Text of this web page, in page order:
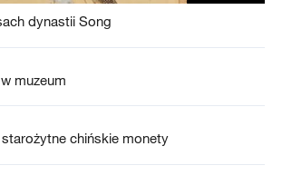
dynastii Song
muzeum
starożytne chińskie monety